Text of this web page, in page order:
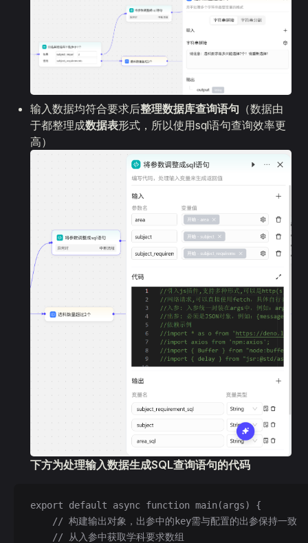
输入数据均符合要求后整理数据库查询语句 （数据由
于都整理成数据表形式，所以使用sql语句查询效率更
高）
下方为处理输入数据生成SQL查询语句的代码
export default async function main(args) {
    // 构建输出对象，出参中的key需与配置的出参保持一致
    // 从入参中获取学科要求数组